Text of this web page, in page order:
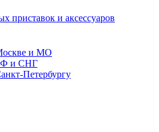
приставок и аксессуаров
и МО
и СНГ
Петербургу